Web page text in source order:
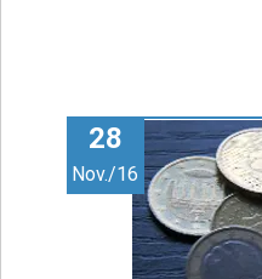
28
Nov./16